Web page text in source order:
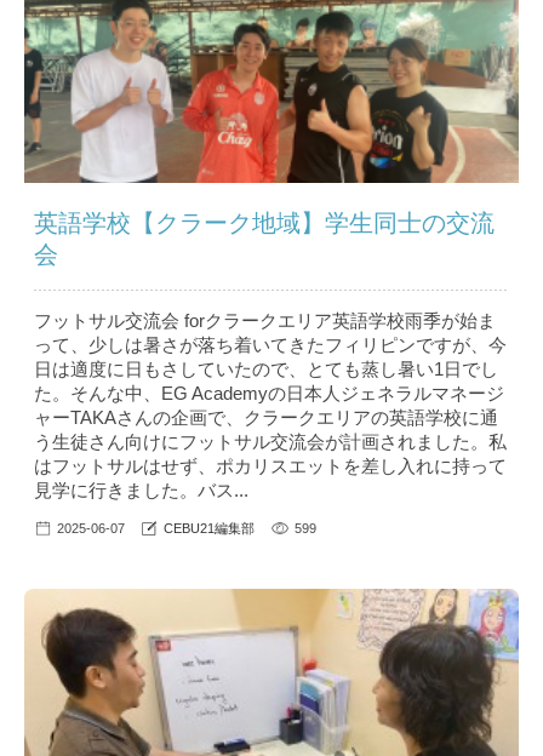
英語学校【クラーク地域】学生同士の交流
会
フットサル交流会 forクラークエリア英語学校雨季が始ま
って、少しは暑さが落ち着いてきたフィリピンですが、今
日は適度に日もさしていたので、とても蒸し暑い1日でし
た。そんな中、EG Academyの日本人ジェネラルマネージ
ャーTAKAさんの企画で、クラークエリアの英語学校に通
う生徒さん向けにフットサル交流会が計画されました。私
はフットサルはせず、ポカリスエットを差し入れに持って
見学に行きました。バス...
2025-06-07 CEBU21編集部 599